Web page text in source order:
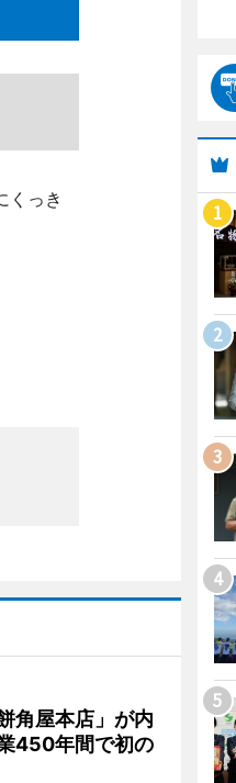
くっき
角屋本店」が内
450年間で初の